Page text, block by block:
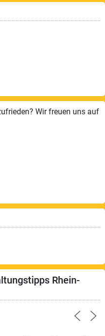
Wir freuen uns auf
Rhein-